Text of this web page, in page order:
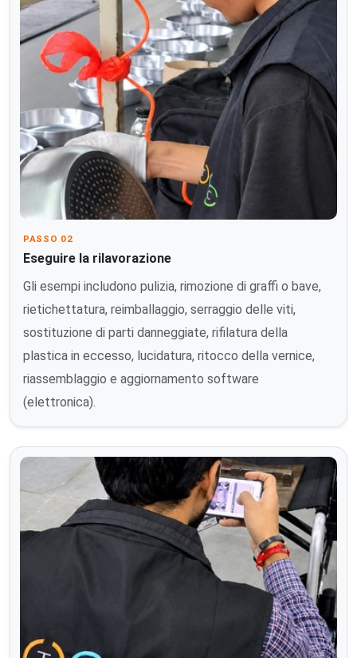
PASSO 02
Eseguire la rilavorazione
Gli esempi includono pulizia, rimozione di graffi o bave,
rietichettatura, reimballaggio, serraggio delle viti,
sostituzione di parti danneggiate, rifilatura della
plastica in eccesso, lucidatura, ritocco della vernice,
riassemblaggio e aggiornamento software
(elettronica).